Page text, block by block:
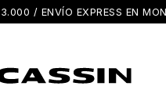
/ ENVÍO EXPRESS EN